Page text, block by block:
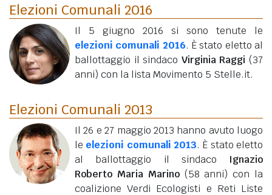
Elezioni Comunali 2016
Il 5 giugno 2016 si sono tenute le
elezioni comunali 2016. È stato eletto al
ballottaggio il sindaco Virginia Raggi (37
anni) con la lista Movimento 5 Stelle.it.
Elezioni Comunali 2013
Il 26 e 27 maggio 2013 hanno avuto luogo
le elezioni comunali 2013. È stato eletto
al ballottaggio il sindaco Ignazio
Roberto Maria Marino (58 anni) con la
coalizione Verdi Ecologisti e Reti Liste